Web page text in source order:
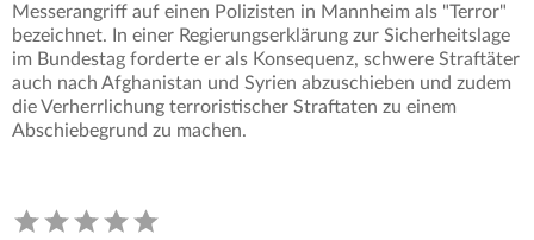
Messerangriff auf einen Polizisten in Mannheim als "Terror"
bezeichnet. In einer Regierungserklärung zur Sicherheitslage
im Bundestag forderte er als Konsequenz, schwere Straftäter
auch nach Afghanistan und Syrien abzuschieben und zudem
die Verherrlichung terroristischer Straftaten zu einem
Abschiebegrund zu machen.